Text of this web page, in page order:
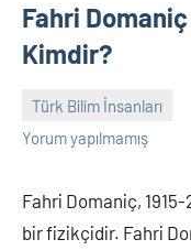
Fahri
Kimdir?
Türk Bilim İnsanları
Yorum yapılmamış
Fahri Domaniç, 1915-
bir fizikçidir. Fahri